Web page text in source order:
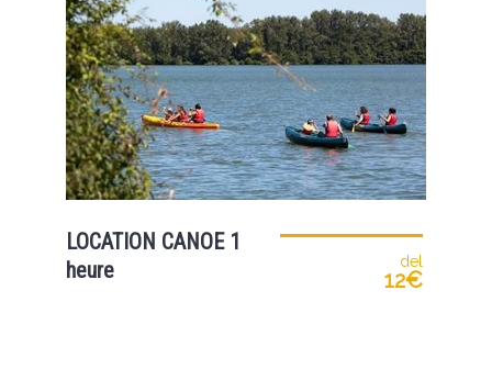
LOCATION CANOE 1
heure
del
12€